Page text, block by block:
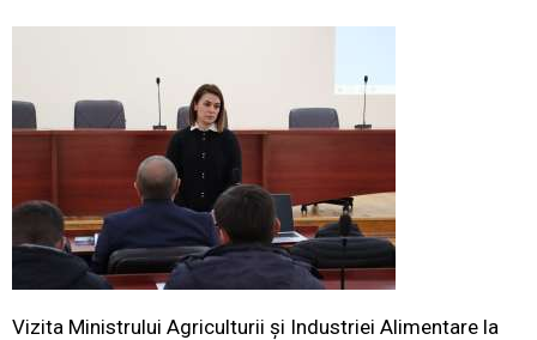
Vizita Ministrului Agriculturii și Industriei Alimentare la